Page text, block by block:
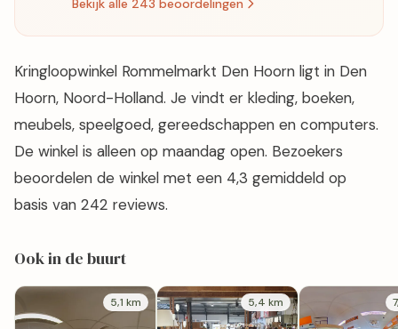
Bekijk alle 243 beoordelingen
Kringloopwinkel Rommelmarkt Den Hoorn ligt in Den
Hoorn, Noord-Holland. Je vindt er kleding, boeken,
meubels, speelgoed, gereedschappen en computers.
De winkel is alleen op maandag open. Bezoekers
beoordelen de winkel met een 4,3 gemiddeld op
basis van 242 reviews.
Ook in de buurt
5,1 km 5,4 km